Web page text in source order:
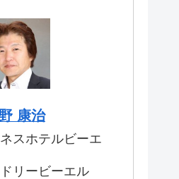
康治
スホテルビーエ
リービーエル